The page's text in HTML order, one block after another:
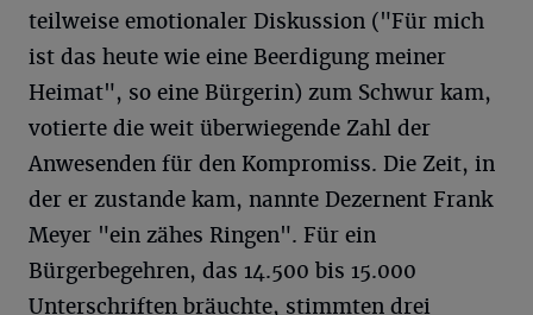
teilweise emotionaler Diskussion ("Für mich
ist das heute wie eine Beerdigung meiner
Heimat", so eine Bürgerin) zum Schwur kam,
votierte die weit überwiegende Zahl der
Anwesenden für den Kompromiss. Die Zeit, in
der er zustande kam, nannte Dezernent Frank
Meyer "ein zähes Ringen". Für ein
Bürgerbegehren, das 14.500 bis 15.000
Unterschriften bräuchte, stimmten drei